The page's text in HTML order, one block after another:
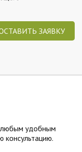
ЗАЯВКУ
любым удобным
консультацию.